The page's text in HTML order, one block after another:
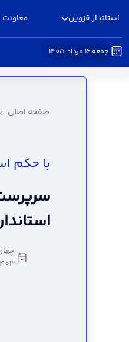
استاندار قزوین معاونت
جمعه 16 مرداد 1405
سرپرست معاونت
صفحه اصلی
با حکم